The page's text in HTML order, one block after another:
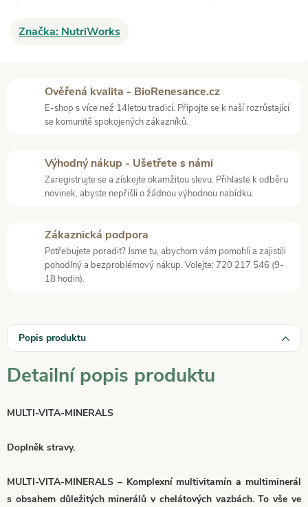
Značka: NutriWorks
Ověřená kvalita - BioRenesance.cz
E-shop s více než 14letou tradicí. Připojte se k naší rozrůstající
se komunitě spokojených zákazníků.
Výhodný nákup - Ušetřete s námi
Zaregistrujte se a získejte okamžitou slevu. Přihlaste k odběru
novinek, abyste nepřišli o žádnou výhodnou nabídku.
Zákaznická podpora
Potřebujete poradit? Jsme tu, abychom vám pomohli a zajistili
pohodlný a bezproblémový nákup. Volejte: 720 217 546 (9-
18 hodin).
Popis produktu
Detailní popis produktu
MULTI-VITA-MINERALS
Doplněk stravy.
MULTI-VITA-MINERALS – Komplexní multivitamín a multiminerál
s obsahem důležitých minerálů v chelátových vazbách. To vše ve